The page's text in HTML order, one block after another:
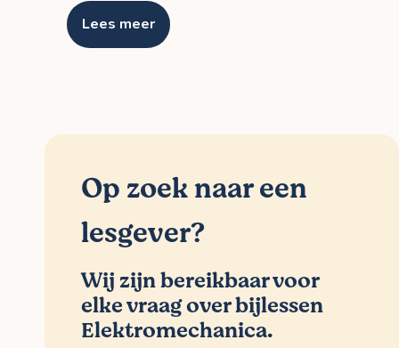
Lees meer
Op zoek naar een
lesgever?
Wij zijn bereikbaar voor
elke vraag over bijlessen
Elektromechanica.